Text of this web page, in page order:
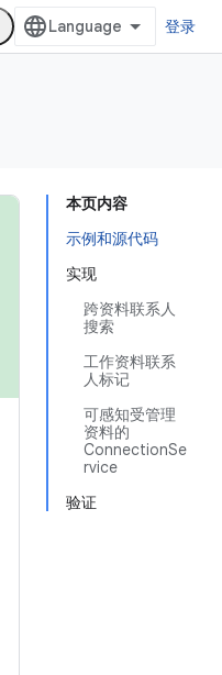
登录
本页内容
示例和源代码
实现
跨资料联系人
搜索
工作资料联系
人标记
可感知受管理
资料的
ConnectionSe
rvice
验证